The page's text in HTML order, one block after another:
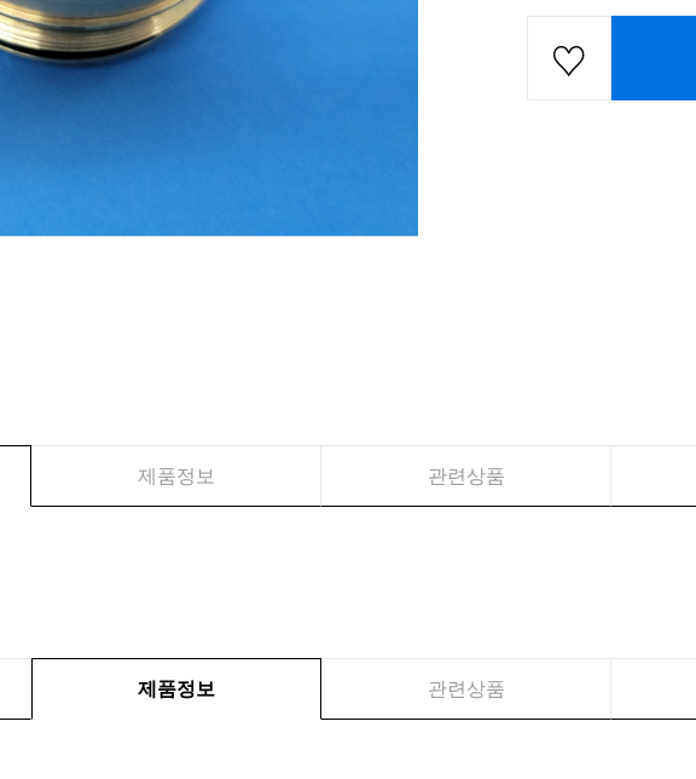
제품정보 관련상품
제품정보 관련상품